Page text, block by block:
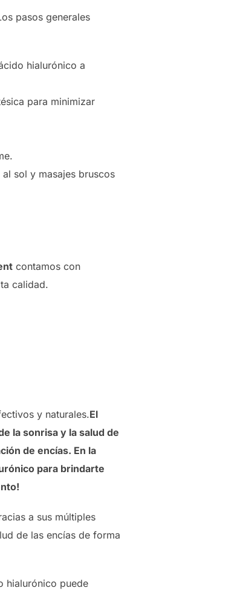
pasos generales
hialurónico a
para minimizar
sol y masajes bruscos
contamos con
calidad.
y naturales.El
la sonrisa y la salud de
de encías. En la
para brindarte
a sus múltiples
de las encías de forma
hialurónico puede